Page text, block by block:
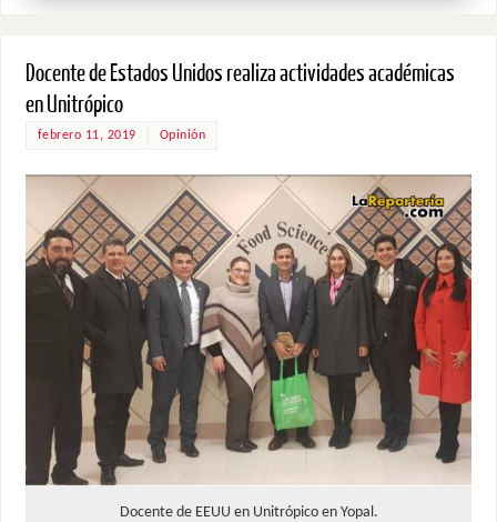
Docente de Estados Unidos realiza actividades académicas
en Unitrópico
febrero 11, 2019 Opinión
Docente de EEUU en Unitrópico en Yopal.